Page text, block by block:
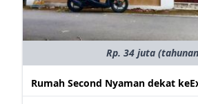
Rp. 34 juta
Rumah Second Nyaman dekat